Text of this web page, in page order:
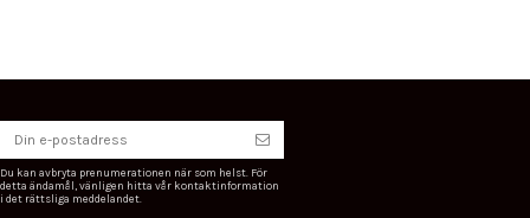
Du kan avbryta prenumerationen när som helst. För
detta ändamål, vänligen hitta vår kontaktinformation
i det rättsliga meddelandet.